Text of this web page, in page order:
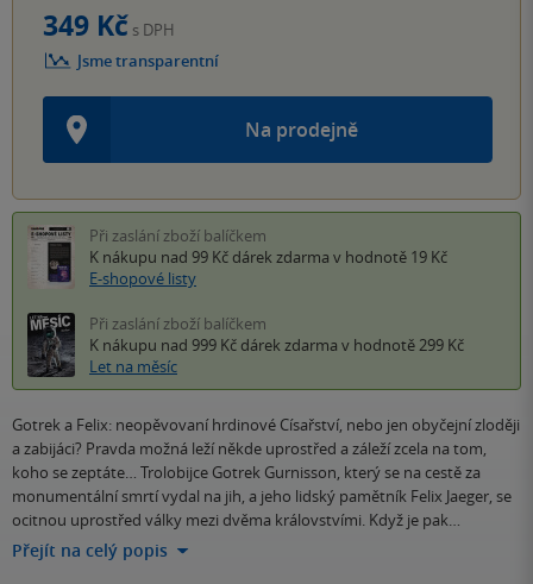
Na prodejně
349 Kč s DPH
Jsme transparentní
Při zaslání zboží balíčkem
K nákupu nad 99 Kč dárek zdarma v hodnotě 19 Kč
E-shopové listy
Při zaslání zboží balíčkem
K nákupu nad 999 Kč dárek zdarma v hodnotě 299 Kč
Let na měsíc
Gotrek a Felix: neopěvovaní hrdinové Císařství, nebo jen obyčejní zloději
a zabijáci? Pravda možná leží někde uprostřed a záleží zcela na tom,
koho se zeptáte… Trolobijce Gotrek Gurnisson, který se na cestě za
monumentální smrtí vydal na jih, a jeho lidský pamětník Felix Jaeger, se
ocitnou uprostřed války mezi dvěma královstvími. Když je pak…
Přejít na celý popis